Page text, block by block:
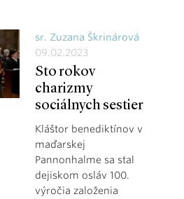
sr. Zuzana Škrinárová
09.02.2023
Sto rokov
charizmy
sociálnych sestier
Kláštor benediktínov v
maďarskej
Pannonhalme sa stal
dejiskom osláv 100.
výročia založenia